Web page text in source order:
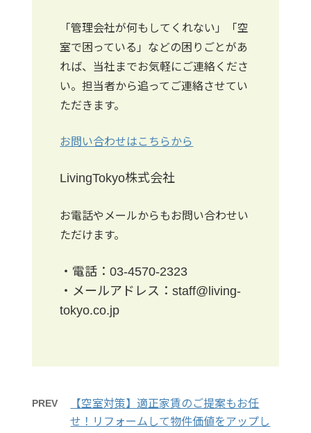
「管理会社が何もしてくれない」「空
室で困っている」などの困りごとがあ
れば、当社までお気軽にご連絡くださ
い。担当者から追ってご連絡させてい
ただきます。
お問い合わせはこちらから
LivingTokyo株式会社
お電話やメールからもお問い合わせい
ただけます。
・電話：03-4570-2323
・メールアドレス：staff@living-
tokyo.co.jp
PREV
【空室対策】適正家賃のご提案もお任
せ！リフォームして物件価値をアップし